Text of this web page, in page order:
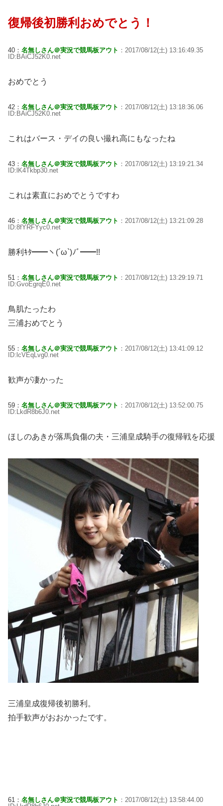
復帰後初勝利おめでとう！
40： 名無しさん＠実況で競馬板アウト ：2017/08/12(土) 13:16:49.35
ID:BAiCJ52K0.net
おめでとう
42： 名無しさん＠実況で競馬板アウト ：2017/08/12(土) 13:18:36.06
ID:BAiCJ52K0.net
これはバース・デイの良い撮れ高にもなったね
43： 名無しさん＠実況で競馬板アウト ：2017/08/12(土) 13:19:21.34
ID:lK4Tkbp30.net
これは素直におめでとうですわ
46： 名無しさん＠実況で競馬板アウト ：2017/08/12(土) 13:21:09.28
ID:8fYRFYyc0.net
勝利ｷﾀ━━ヽ(´ω`)ﾉﾞ━━!!
51： 名無しさん＠実況で競馬板アウト ：2017/08/12(土) 13:29:19.71
ID:GvoEgrqE0.net
鳥肌たったわ
三浦おめでとう
55： 名無しさん＠実況で競馬板アウト ：2017/08/12(土) 13:41:09.12
ID:lcVEqLvg0.net
歓声が凄かった
59： 名無しさん＠実況で競馬板アウト ：2017/08/12(土) 13:52:00.75
ID:LkdR8b6J0.net
ほしのあきが落馬負傷の夫・三浦皇成騎手の復帰戦を応援
三浦皇成復帰後初勝利。
拍手歓声がおおかったです。
61： 名無しさん＠実況で競馬板アウト ：2017/08/12(土) 13:58:44.00